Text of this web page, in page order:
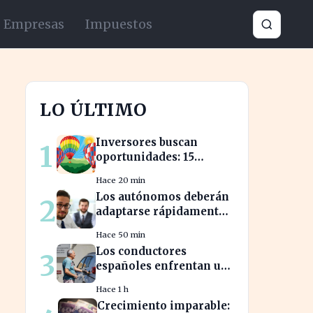
Empresas Impuestos
LO ÚLTIMO
1
Inversores buscan
oportunidades: 15
aprovechar el auge
bursátil
Hace 20 min
2
Los autónomos deberán
adaptarse rápidamente
beneficios en sus
nóminas
Hace 50 min
3
Los conductores
españoles enfrentan un
precios de gasolina
desde marzo
Hace 1 h
Crecimiento imparable: